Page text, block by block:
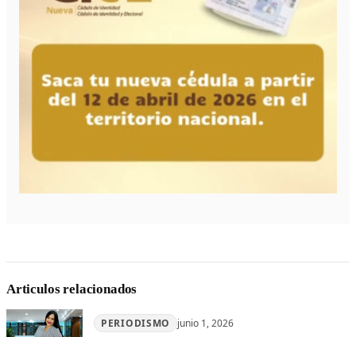
Articulos relacionados
PERIODISMO junio 1, 2026